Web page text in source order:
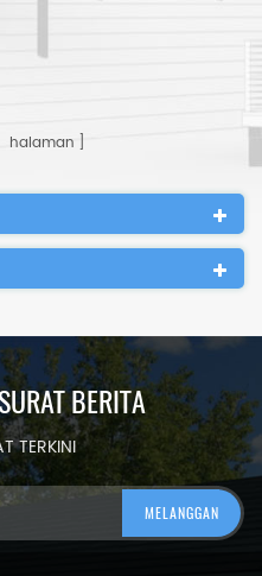
halaman
BERITA
TERKINI